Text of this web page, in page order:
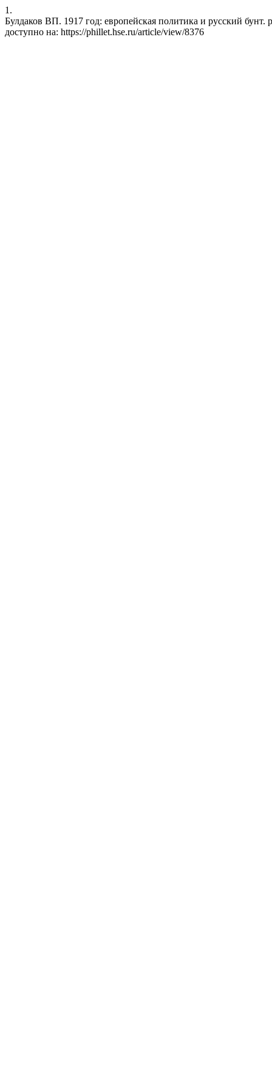
1.
Булдаков ВП. 1917 год: европейская политика и русский бунт.
доступно на: https://phillet.hse.ru/article/view/8376